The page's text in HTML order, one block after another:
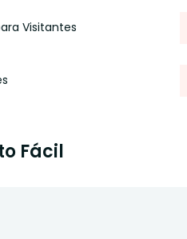
Visitantes
Fácil